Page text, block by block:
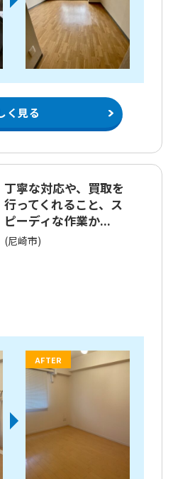
く見る
丁寧な対応や、買取を
行ってくれること、ス
ピーディな作業か...
(尼崎市)
AFTER